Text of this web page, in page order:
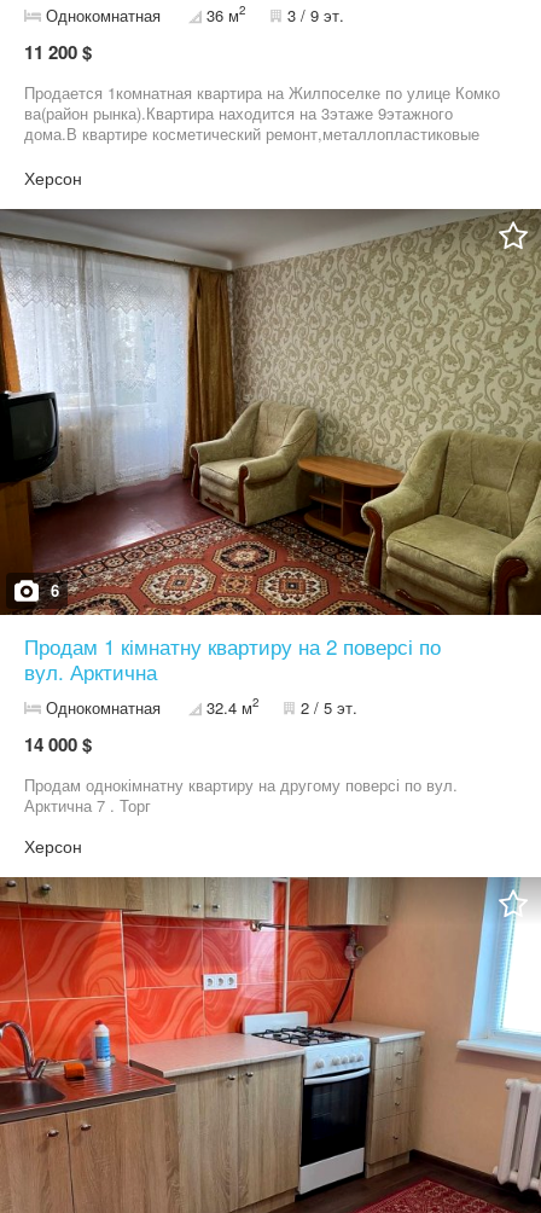
Однокомнатная 36 м2 3 / 9 эт.
11 200 $
Продается 1комнатная квартира на Жилпоселке по улице Комко
ва(район рынка).Квартира находится на 3этаже 9этажного
дома.В квартире косметический ремонт,металлопластиковые
Херсон
6
Продам 1 кімнатну квартиру на 2 поверсі по
вул. Арктична
Однокомнатная 32.4 м2 2 / 5 эт.
14 000 $
Продам однокімнатну квартиру на другому поверсі по вул.
Арктична 7 . Торг
Херсон